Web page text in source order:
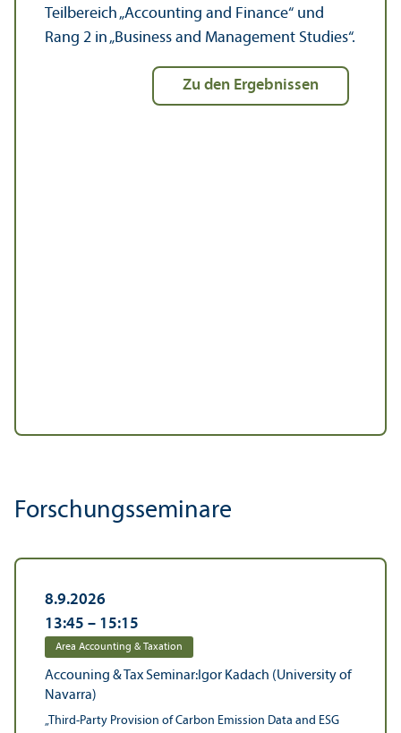
Teil­bereich „Accounting and Finance“ und
Rang 2 in „Business and Management Studies“.
zu den Ergebnissen
Forschungs­seminare
8.9.2026
13:45 – 15:15
Area Accounting & Taxation
Accouning & Tax Seminar:Igor Kadach (University of
Navarra)
„Third-Party Provision of Carbon Emission Data and ESG